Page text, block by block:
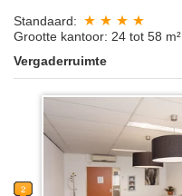
Standaard:
Grootte kantoor: 24 tot 58 m²
Vergaderruimte